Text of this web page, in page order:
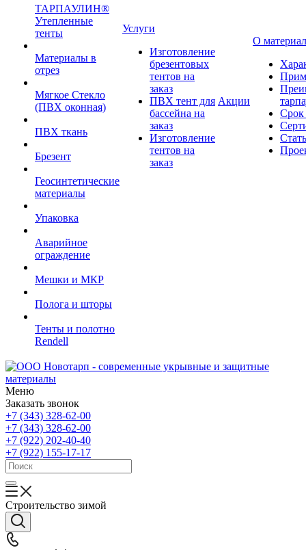
ТАРПАУЛИН®
Утепленные
тенты
Материалы в
отрез
Мягкое Стекло
(ПВХ оконная)
ПВХ ткань
Брезент
Геосинтетические
материалы
Упаковка
Аварийное
ограждение
Мешки и МКР
Полога и шторы
Тенты и полотно
Rendell
Услуги
Изготовление
брезентовых
тентов на
заказ
ПВХ тент для
бассейна на
заказ
Изготовление
тентов на
заказ
Акции
О
Меню
Заказать звонок
+7 (343) 328-62-00
+7 (343) 328-62-00
+7 (922) 202-40-40
+7 (922) 155-17-17
Строительство зимой